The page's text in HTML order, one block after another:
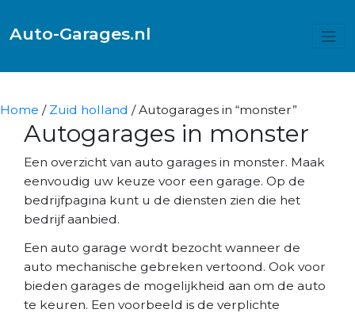
Auto-Garages.nl
Home / Zuid holland / Autogarages in “monster”
Autogarages in monster
Een overzicht van auto garages in monster. Maak
eenvoudig uw keuze voor een garage. Op de
bedrijfpagina kunt u de diensten zien die het
bedrijf aanbied.
Een auto garage wordt bezocht wanneer de
auto mechanische gebreken vertoond. Ook voor
bieden garages de mogelijkheid aan om de auto
te keuren. Een voorbeeld is de verplichte